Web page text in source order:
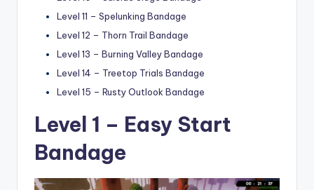
Level 11 – Spelunking Bandage
Level 12 – Thorn Trail Bandage
Level 13 – Burning Valley Bandage
Level 14 – Treetop Trials Bandage
Level 15 – Rusty Outlook Bandage
Level 1 – Easy Start
Bandage